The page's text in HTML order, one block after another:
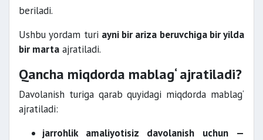
beriladi.
Ushbu yordam turi ayni bir ariza beruvchiga bir yilda
bir marta ajratiladi.
Qancha miqdorda mablag‘ ajratiladi?
Davolanish turiga qarab quyidagi miqdorda mablag‘
ajratiladi:
jarrohlik amaliyotisiz davolanish uchun —